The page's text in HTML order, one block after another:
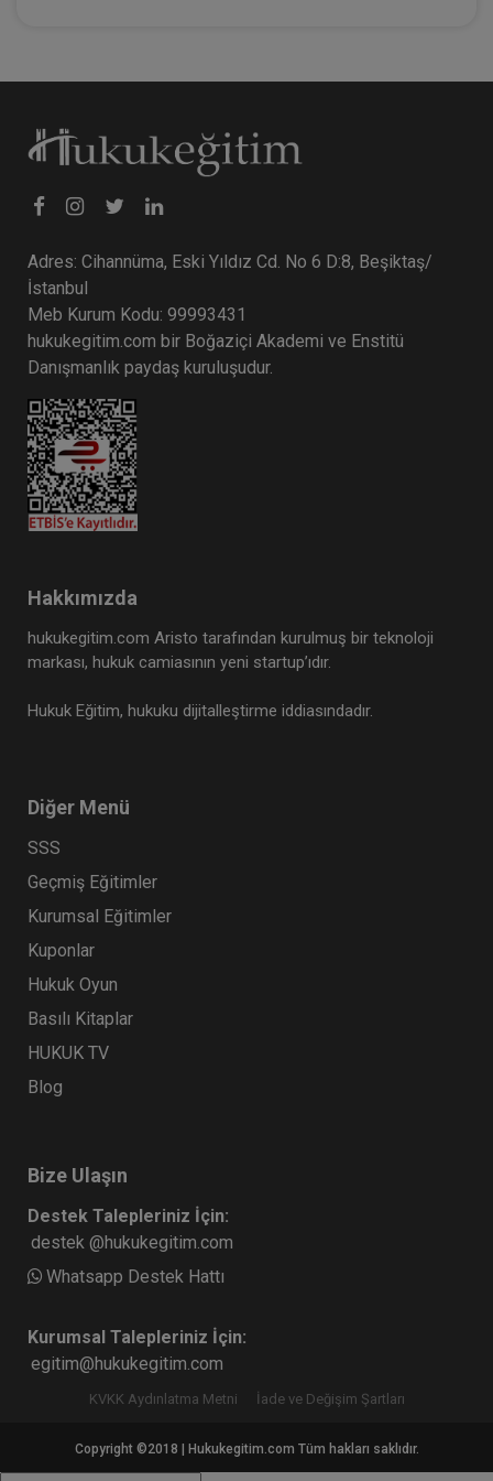
Adres: Cihannüma, Eski Yıldız Cd. No 6 D:8, Beşiktaş/
İstanbul
Meb Kurum Kodu: 99993431
hukukegitim.com bir Boğaziçi Akademi ve Enstitü
Danışmanlık paydaş kuruluşudur.
Hakkımızda
hukukegitim.com Aristo tarafından kurulmuş bir teknoloji
markası, hukuk camiasının yeni startup’ıdır.
Hukuk Eğitim, hukuku dijitalleştirme iddiasındadır.
Diğer Menü
SSS
Geçmiş Eğitimler
Kurumsal Eğitimler
Kuponlar
Hukuk Oyun
Basılı Kitaplar
HUKUK TV
Blog
Bize Ulaşın
Destek Talepleriniz İçin:
destek @hukukegitim.com
Whatsapp Destek Hattı
Kurumsal Talepleriniz İçin:
egitim@hukukegitim.com
KVKK Aydınlatma Metni İade ve Değişim Şartları
Copyright ©2018 | Hukukegitim.com Tüm hakları saklıdır.